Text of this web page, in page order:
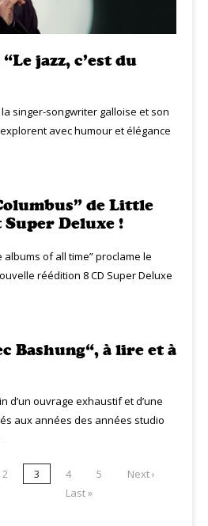
jazz, c’est du
la singer-songwriter galloise et son
avec humour et élégance
de Little
Deluxe !
of all time” proclame le
réédition 8 CD Super Deluxe
Bashung“, à lire et à
d’un ouvrage exhaustif et d’une
aux années des années studio
2 3 4 5
Next ›
Last »